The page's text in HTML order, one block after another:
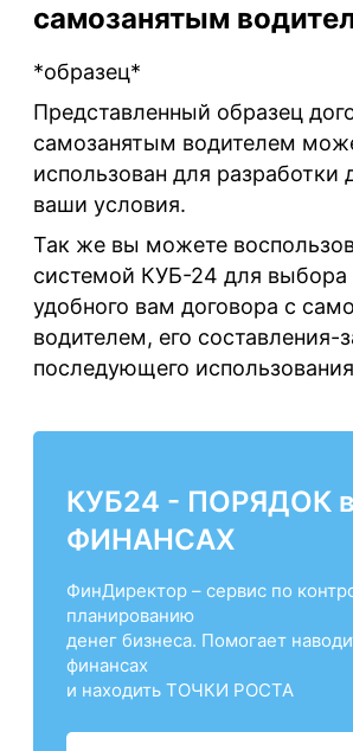
самозанятым
*образец*
Представленный образец
самозанятым водителем
использован для разработки
ваши условия.
Так же вы можете
системой КУБ-24 для выбора
удобного вам договора с
водителем, его составления-
последующего
КУБ24 - ПОРЯДОК в
ФИНАНСАХ
ФинДиректор – сервис по
планированию
денег бизнеса. Помогает
финансах
и находить ТОЧКИ РОСТА